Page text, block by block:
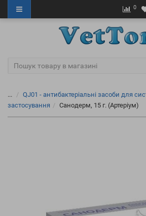
0
...
QJ01 - антибактеріальні засоби для
застосування
Санодерм, 15 г. (Артеріум)